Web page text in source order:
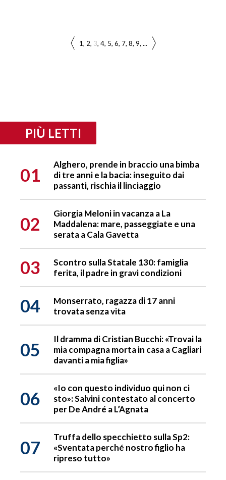
1 2 3 4 5 6 7 8 9 ...
PIÙ LETTI
01
Alghero, prende in braccio una bimba
di tre anni e la bacia: inseguito dai
passanti, rischia il linciaggio
02
Giorgia Meloni in vacanza a La
Maddalena: mare, passeggiate e una
serata a Cala Gavetta
03
Scontro sulla Statale 130: famiglia
ferita, il padre in gravi condizioni
04
Monserrato, ragazza di 17 anni
trovata senza vita
05
Il dramma di Cristian Bucchi: «Trovai la
mia compagna morta in casa a Cagliari
davanti a mia figlia»
06
«Io con questo individuo qui non ci
sto»: Salvini contestato al concerto
per De André a L’Agnata
07
Truffa dello specchietto sulla Sp2:
«Sventata perché nostro figlio ha
ripreso tutto»